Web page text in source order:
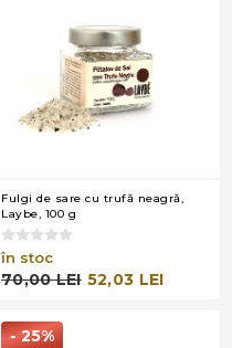
Fulgi de sare cu trufă neagră,
Laybe, 100 g
în stoc
70,00 LEI 52,03 LEI
- 25%